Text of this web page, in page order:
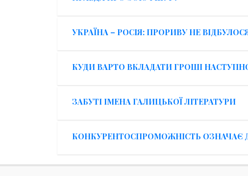
УКРАЇНА – РОСІЯ: ПРОРИВУ НЕ
КУДИ ВАРТО ВКЛАДАТИ ГРОШІ
ЗАБУТІ ІМЕНА ГАЛИЦЬКОЇ ЛІТЕРАТУРИ
КОНКУРЕНТОСПРОМОЖНІСТЬ ОЗНАЧАЄ